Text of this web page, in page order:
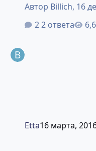
Автор Billich, 16
2 ответа
Etta16 марта,